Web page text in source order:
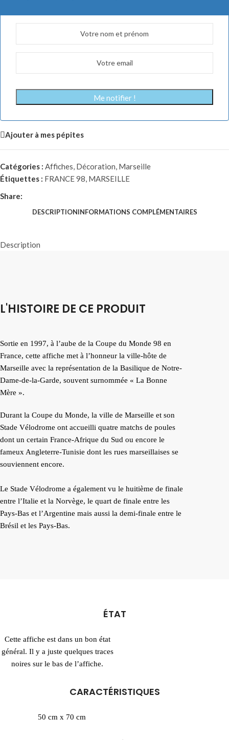
Me notifier !
Ajouter à mes pépites
Catégories : Affiches, Décoration, Marseille
Étiquettes : FRANCE 98, MARSEILLE
Share:
DESCRIPTIONINFORMATIONS COMPLÉMENTAIRES
Description
L'HISTOIRE DE CE PRODUIT
Sortie en 1997, à l’aube de la Coupe du Monde 98 en
France, cette affiche met à l’honneur la ville-hôte de
Marseille avec la représentation de la Basilique de Notre-
Dame-de-la-Garde, souvent surnommée « La Bonne
Mère ».
Durant la Coupe du Monde, la ville de Marseille et son
Stade Vélodrome ont accueilli quatre matchs de poules
dont un certain France-Afrique du Sud ou encore le
fameux Angleterre-Tunisie dont les rues marseillaises se
souviennent encore.
Le Stade Vélodrome a également vu le huitième de finale
entre l’Italie et la Norvège, le quart de finale entre les
Pays-Bas et l’Argentine mais aussi la demi-finale entre le
Brésil et les Pays-Bas.
ÉTAT
Cette affiche est dans un bon état
général. Il y a juste quelques traces
noires sur le bas de l’affiche.
CARACTÉRISTIQUES
50 cm x 70 cm